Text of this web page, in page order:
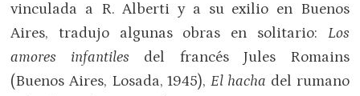
vinculada a R. Alberti y a su exilio en Buenos
Aires, tradujo algunas obras en solitario: Los
amores infantiles del francés Jules Romains
(Buenos Aires, Losada, 1945), El hacha del rumano